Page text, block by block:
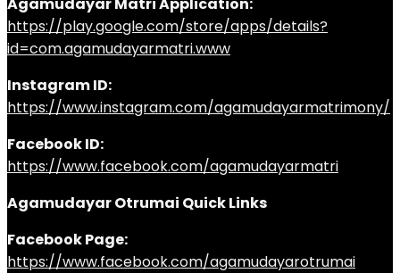
https://play.google.com/store/apps/details?
id=com.agamudayarmatri.www
Instagram ID:
https://www.instagram.com/agamudayarmatrimony/
Facebook ID:
https://www.facebook.com/agamudayarmatri
Agamudayar Otrumai Quick Links
Facebook Page:
https://www.facebook.com/agamudayarotrumai